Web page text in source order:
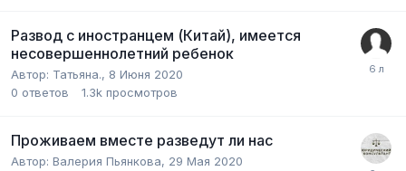
Развод с иностранцем (Китай), имеется
несовершеннолетний ребенок
Автор: Татьяна., 8 Июня 2020
0 ответов 1.3k просмотров
Проживаем вместе разведут ли нас
Автор: Валерия Пьянкова, 29 Мая 2020